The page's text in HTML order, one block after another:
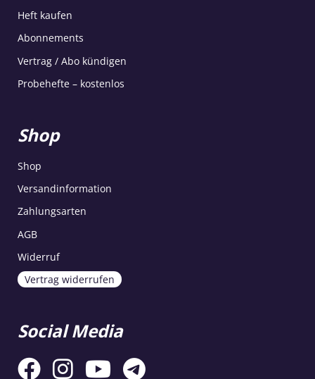
Heft kaufen
Abonnements
Vertrag / Abo kündigen
Probehefte – kostenlos
Shop
Shop
Versandinformation
Zahlungsarten
AGB
Widerruf
Vertrag widerrufen
Social Media